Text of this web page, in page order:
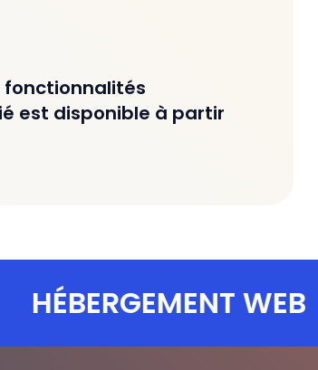
fonctionnalités
est disponible à partir
HÉBERGEMENT WEB